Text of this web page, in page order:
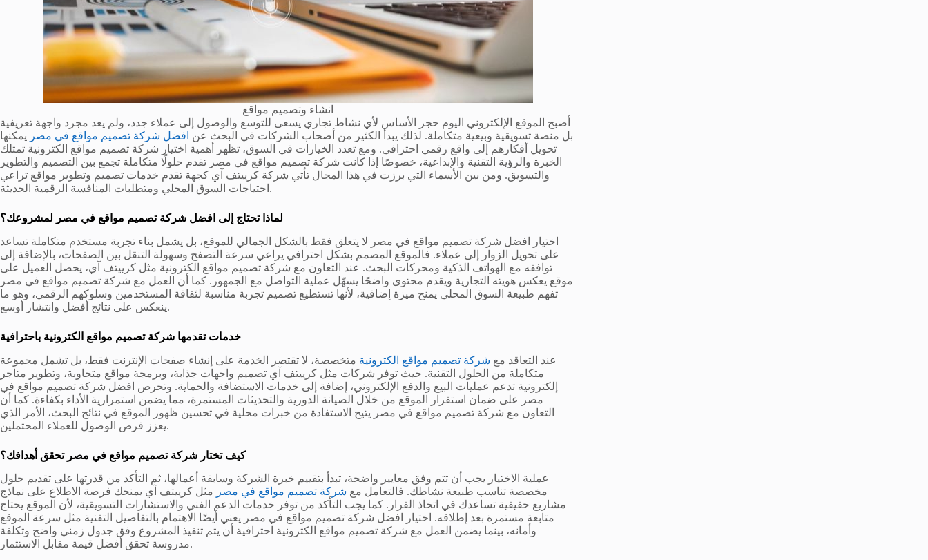
انشاء وتصميم مواقع
أصبح الموقع الإلكتروني اليوم حجر الأساس لأي نشاط تجاري يسعى للتوسع والوصول إلى عملاء جدد، ولم يعد مجرد واجهة تعريفية
بل منصة تسويقية وبيعية متكاملة. لذلك يبدأ الكثير من أصحاب الشركات في البحث عن افضل شركة تصميم مواقع في مصر يمكنها
تحويل أفكارهم إلى واقع رقمي احترافي. ومع تعدد الخيارات في السوق، تظهر أهمية اختيار شركة تصميم مواقع الكترونية تمتلك
الخبرة والرؤية التقنية والإبداعية، خصوصًا إذا كانت شركة تصميم مواقع في مصر تقدم حلولًا متكاملة تجمع بين التصميم والتطوير
والتسويق. ومن بين الأسماء التي برزت في هذا المجال تأتي شركة كرييتف آي كجهة تقدم خدمات تصميم وتطوير مواقع تراعي
احتياجات السوق المحلي ومتطلبات المنافسة الرقمية الحديثة.
لماذا تحتاج إلى افضل شركة تصميم مواقع في مصر لمشروعك؟
اختيار افضل شركة تصميم مواقع في مصر لا يتعلق فقط بالشكل الجمالي للموقع، بل يشمل بناء تجربة مستخدم متكاملة تساعد
على تحويل الزوار إلى عملاء. فالموقع المصمم بشكل احترافي يراعي سرعة التصفح وسهولة التنقل بين الصفحات، بالإضافة إلى
توافقه مع الهواتف الذكية ومحركات البحث. عند التعاون مع شركة تصميم مواقع الكترونية مثل كرييتف آي، يحصل العميل على
موقع يعكس هويته التجارية ويقدم محتوى واضحًا يسهّل عملية التواصل مع الجمهور. كما أن العمل مع شركة تصميم مواقع في مصر
تفهم طبيعة السوق المحلي يمنح ميزة إضافية، لأنها تستطيع تصميم تجربة مناسبة لثقافة المستخدمين وسلوكهم الرقمي، وهو ما
ينعكس على نتائج أفضل وانتشار أوسع.
خدمات تقدمها شركة تصميم مواقع الكترونية باحترافية
عند التعاقد مع شركة تصميم مواقع الكترونية متخصصة، لا تقتصر الخدمة على إنشاء صفحات الإنترنت فقط، بل تشمل مجموعة
متكاملة من الحلول التقنية. حيث توفر شركات مثل كرييتف آي تصميم واجهات جذابة، وبرمجة مواقع متجاوبة، وتطوير متاجر
إلكترونية تدعم عمليات البيع والدفع الإلكتروني، إضافة إلى خدمات الاستضافة والحماية. وتحرص افضل شركة تصميم مواقع في
مصر على ضمان استقرار الموقع من خلال الصيانة الدورية والتحديثات المستمرة، مما يضمن استمرارية الأداء بكفاءة. كما أن
التعاون مع شركة تصميم مواقع في مصر يتيح الاستفادة من خبرات محلية في تحسين ظهور الموقع في نتائج البحث، الأمر الذي
يعزز فرص الوصول للعملاء المحتملين.
كيف تختار شركة تصميم مواقع في مصر تحقق أهدافك؟
عملية الاختيار يجب أن تتم وفق معايير واضحة، تبدأ بتقييم خبرة الشركة وسابقة أعمالها، ثم التأكد من قدرتها على تقديم حلول
مخصصة تناسب طبيعة نشاطك. فالتعامل مع شركة تصميم مواقع في مصر مثل كرييتف آي يمنحك فرصة الاطلاع على نماذج
مشاريع حقيقية تساعدك في اتخاذ القرار. كما يجب التأكد من توفر خدمات الدعم الفني والاستشارات التسويقية، لأن الموقع يحتاج
متابعة مستمرة بعد إطلاقه. اختيار افضل شركة تصميم مواقع في مصر يعني أيضًا الاهتمام بالتفاصيل التقنية مثل سرعة الموقع
وأمانه، بينما يضمن العمل مع شركة تصميم مواقع الكترونية احترافية أن يتم تنفيذ المشروع وفق جدول زمني واضح وتكلفة
مدروسة تحقق أفضل قيمة مقابل الاستثمار.